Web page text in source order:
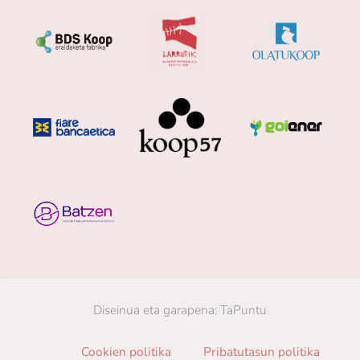
Diseinua eta garapena:TaPuntu
Cookien politika Pribatutasun politika